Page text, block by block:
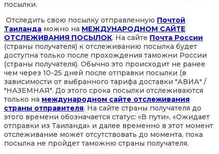
посылки.
Отследить свою посылку отправленную Почтой
Таиланда можно на МЕЖДУНАРОДНОМ САЙТЕ
ОТСЛЕЖИВАНИЯ ПОСЫЛОК. На сайте Почта России
(страны получателя) к отслеживанию посылка будет
доступна только после прохождения таможни России
(страны получателя). Обычно это происходит не ранее
чем через 10-25 дней после отправки посылки (в
зависимости от выбранного тарифа доставки "АВИА" /
"НАЗЕМНАЯ". До этого срока посылки отслеживаются
только на международном сайте отслеживания
страны отправителя. На сайте страны получателя до
этого времени обозначается статус: «В пути», «Ожидает
отправки из Таиланда» и далее временно в этот момент
отслеживание может отсутствовать до момента, пока
посылка не пройдет таможню страны получателя.